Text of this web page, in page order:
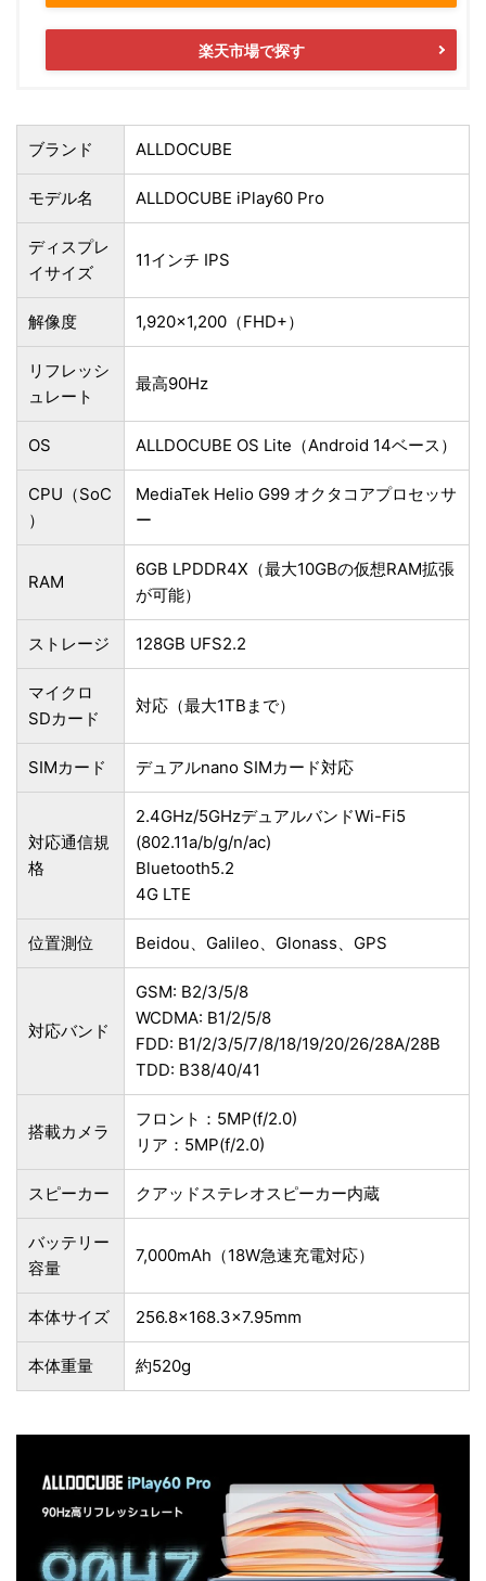
楽天市場で探す
ブランド ALLDOCUBE
モデル名 ALLDOCUBE iPlay60 Pro
ディスプレ
イサイズ
11インチ IPS
解像度 1,920×1,200（FHD+）
リフレッシ
ュレート
最高90Hz
OS ALLDOCUBE OS Lite（Android 14ベース）
CPU（SoC
）
MediaTek ‎Helio G99 オクタコアプロセッサ
ー
RAM
6GB LPDDR4X（最大10GBの仮想RAM拡張
が可能）
ストレージ 128GB UFS2.2
マイクロ
SDカード
対応（最大1TBまで）
SIMカード デュアルnano SIMカード対応
対応通信規
格
2.4GHz/5GHzデュアルバンドWi-Fi5
(802.11a/b/g/n/ac)
Bluetooth5.2
4G LTE
位置測位 Beidou、Galileo、Glonass、GPS
対応バンド
GSM: B2/3/5/8
WCDMA: B1/2/5/8
FDD: B1/2/3/5/7/8/18/19/20/26/28A/28B
TDD: B38/40/41
搭載カメラ
フロント：5MP(f/2.0)
リア：5MP(f/2.0)
スピーカー クアッドステレオスピーカー内蔵
バッテリー
容量
7,000mAh（18W急速充電対応）
本体サイズ 256.8×168.3×7.95mm
本体重量 約520g